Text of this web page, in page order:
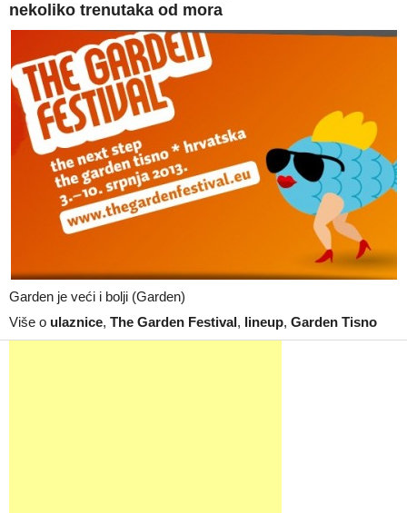
nekoliko trenutaka od mora
Garden je veći i bolji (Garden)
Više o ulaznice, The Garden Festival, lineup, Garden Tisno